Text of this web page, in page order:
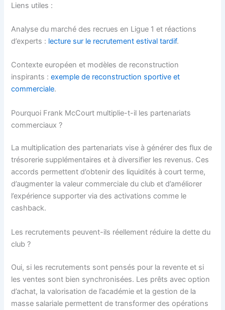
Liens utiles :
Analyse du marché des recrues en Ligue 1 et réactions
d’experts : lecture sur le recrutement estival tardif.
Contexte européen et modèles de reconstruction
inspirants :exemple de reconstruction sportive et
commerciale.
Pourquoi Frank McCourt multiplie-t-il les partenariats
commerciaux ?
La multiplication des partenariats vise à générer des flux de
trésorerie supplémentaires et à diversifier les revenus. Ces
accords permettent d’obtenir des liquidités à court terme,
d’augmenter la valeur commerciale du club et d’améliorer
l’expérience supporter via des activations comme le
cashback.
Les recrutements peuvent-ils réellement réduire la dette du
club ?
Oui, si les recrutements sont pensés pour la revente et si
les ventes sont bien synchronisées. Les prêts avec option
d’achat, la valorisation de l’académie et la gestion de la
masse salariale permettent de transformer des opérations